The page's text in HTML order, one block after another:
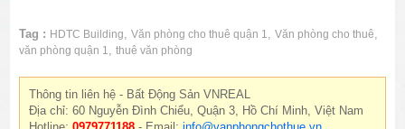
Tag : HDTC Building,Văn phòng cho thuê quận 1,Văn phòng cho thuê,
văn phòng quận 1,thuê văn phòng
Thông tin liên hệ - Bất Động Sản VNREAL
Địa chỉ: 60 Nguyễn Đình Chiểu, Quận 3, Hồ Chí Minh, Việt Nam